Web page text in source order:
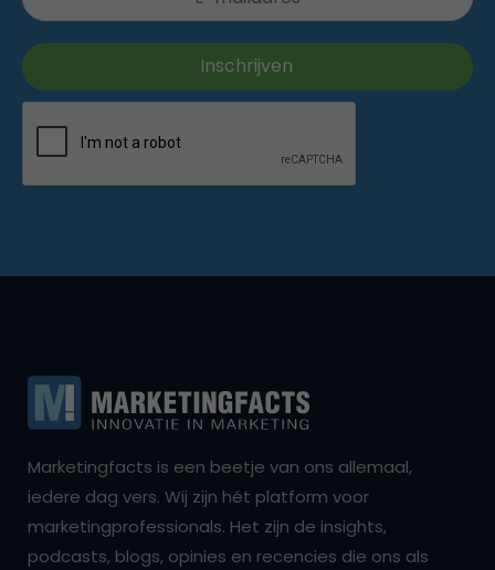
Marketingfacts is een beetje van ons allemaal,
iedere dag vers. Wij zijn hét platform voor
marketingprofessionals. Het zijn de insights,
podcasts, blogs, opinies en recencies die ons als